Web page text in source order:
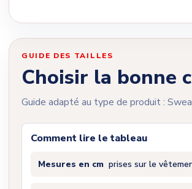
GUIDE DES TAILLES
Choisir la bonne
Guide adapté au type de produit :
Comment lire le tableau
Mesures en cm prises sur le